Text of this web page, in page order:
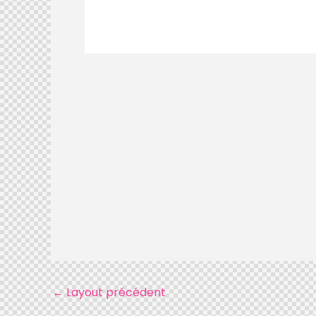
←Layout précédent